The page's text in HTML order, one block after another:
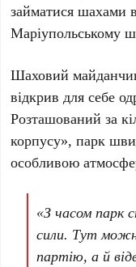
займатися шахами
Маріупольському
Шаховий
відкрив для себе
Розташований за
корпусу», парк
особливою
«З часом парк
сили. Тут
партію, а й